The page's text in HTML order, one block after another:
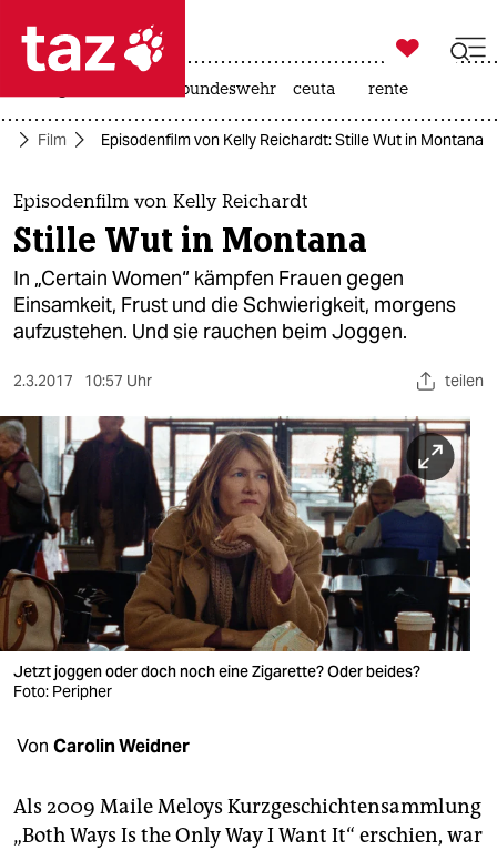
 taz zahl ich
taz zahl ich
themen
politik
öko
sport
berlin
nord
wahrheit
verlag
verlag
veranstaltungen
fragen & hilfe

taz zahl ich
bundeswehr ceuta rente
Film Episodenfilm von Kelly Reichardt: Stille Wut in Montana
Episodenfilm von Kelly Reichardt
Stille Wut in Montana
In „Certain Women“ kämpfen Frauen gegen
Einsamkeit, Frust und die Schwierigkeit, morgens
aufzustehen. Und sie rauchen beim Joggen.
2.3.2017 10:57 Uhr teilen
Jetzt joggen oder doch noch eine Zigarette? Oder beides?
Foto: Peripher
Von Carolin Weidner
Als 2009 Maile Meloys Kurzgeschichtensammlung
„Both Ways Is the Only Way I Want It“ erschien, war